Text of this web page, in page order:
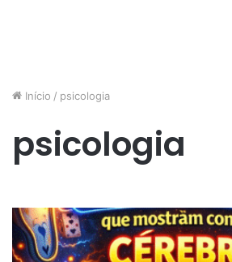
Início / psicologia
psicologia